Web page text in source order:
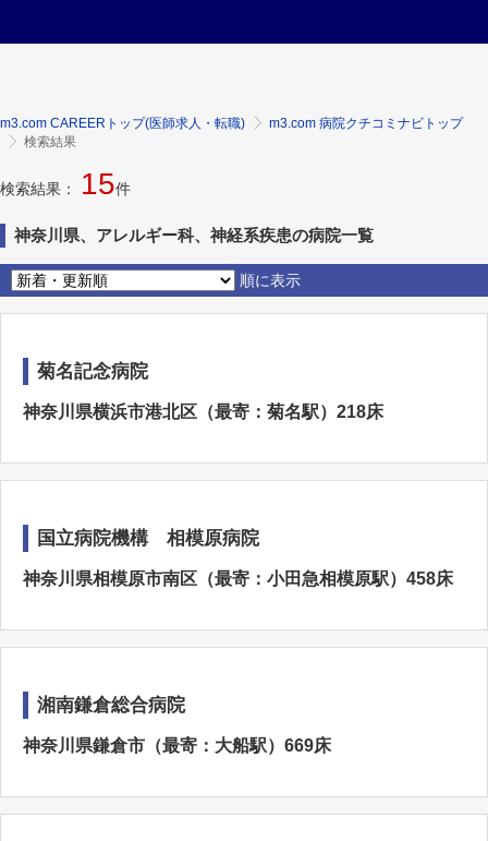
m3.com CAREERトップ(医師求人・転職)
m3.com 病院クチコミナビトップ
検索結果
検索結果： 15件
神奈川県、アレルギー科、神経系疾患の病院一覧
順に表示
菊名記念病院
神奈川県横浜市港北区（最寄：菊名駅）218床
国立病院機構 相模原病院
神奈川県相模原市南区（最寄：小田急相模原駅）458床
湘南鎌倉総合病院
神奈川県鎌倉市（最寄：大船駅）669床